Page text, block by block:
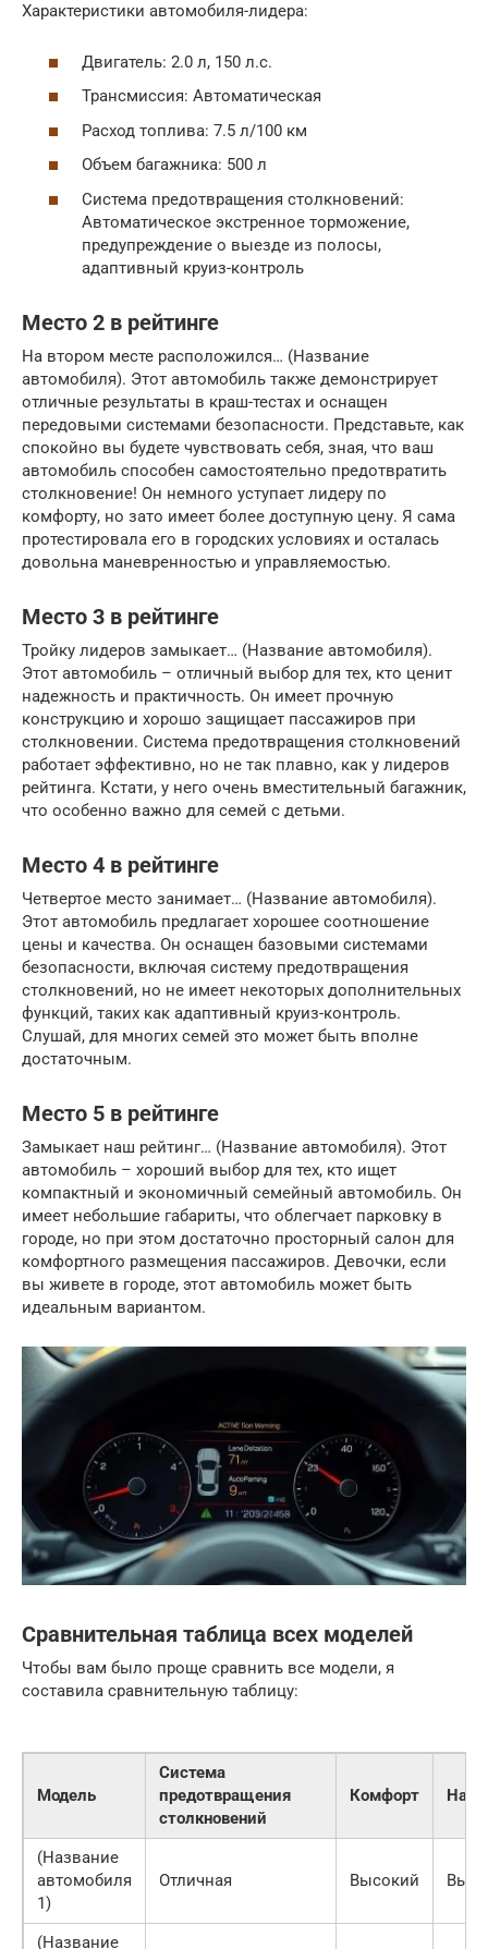
Характеристики автомобиля-лидера:
Двигатель: 2.0 л, 150 л.с.
Трансмиссия: Автоматическая
Расход топлива: 7.5 л/100 км
Объем багажника: 500 л
Система предотвращения столкновений:
Автоматическое экстренное торможение,
предупреждение о выезде из полосы,
адаптивный круиз-контроль
Место 2 в рейтинге
На втором месте расположился… (Название
автомобиля). Этот автомобиль также демонстрирует
отличные результаты в краш-тестах и оснащен
передовыми системами безопасности. Представьте, как
спокойно вы будете чувствовать себя, зная, что ваш
автомобиль способен самостоятельно предотвратить
столкновение! Он немного уступает лидеру по
комфорту, но зато имеет более доступную цену. Я сама
протестировала его в городских условиях и осталась
довольна маневренностью и управляемостью.
Место 3 в рейтинге
Тройку лидеров замыкает… (Название автомобиля).
Этот автомобиль – отличный выбор для тех, кто ценит
надежность и практичность. Он имеет прочную
конструкцию и хорошо защищает пассажиров при
столкновении. Система предотвращения столкновений
работает эффективно, но не так плавно, как у лидеров
рейтинга. Кстати, у него очень вместительный багажник,
что особенно важно для семей с детьми.
Место 4 в рейтинге
Четвертое место занимает… (Название автомобиля).
Этот автомобиль предлагает хорошее соотношение
цены и качества. Он оснащен базовыми системами
безопасности, включая систему предотвращения
столкновений, но не имеет некоторых дополнительных
функций, таких как адаптивный круиз-контроль.
Слушай, для многих семей это может быть вполне
достаточным.
Место 5 в рейтинге
Замыкает наш рейтинг… (Название автомобиля). Этот
автомобиль – хороший выбор для тех, кто ищет
компактный и экономичный семейный автомобиль. Он
имеет небольшие габариты, что облегчает парковку в
городе, но при этом достаточно просторный салон для
комфортного размещения пассажиров. Девочки, если
вы живете в городе, этот автомобиль может быть
идеальным вариантом.
Сравнительная таблица всех моделей
Чтобы вам было проще сравнить все модели, я
составила сравнительную таблицу:
Модель
Система
предотвращения
столкновений
Комфорт
(Название
автомобиля
1)
Отличная Высокий
(Название